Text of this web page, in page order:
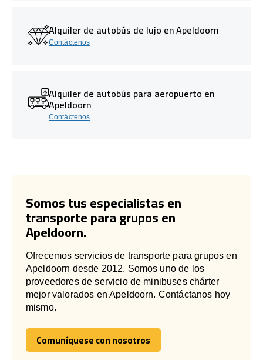
Alquiler de autobús de lujo en Apeldoorn
Contáctenos
Alquiler de autobús para aeropuerto en
Apeldoorn
Contáctenos
Somos tus especialistas en
transporte para grupos en
Apeldoorn.
Ofrecemos servicios de transporte para grupos en
Apeldoorn desde 2012. Somos uno de los
proveedores de servicio de minibuses chárter
mejor valorados en Apeldoorn. Contáctanos hoy
mismo.
Comuníquese con nosotros
Comuníquese con nosotros